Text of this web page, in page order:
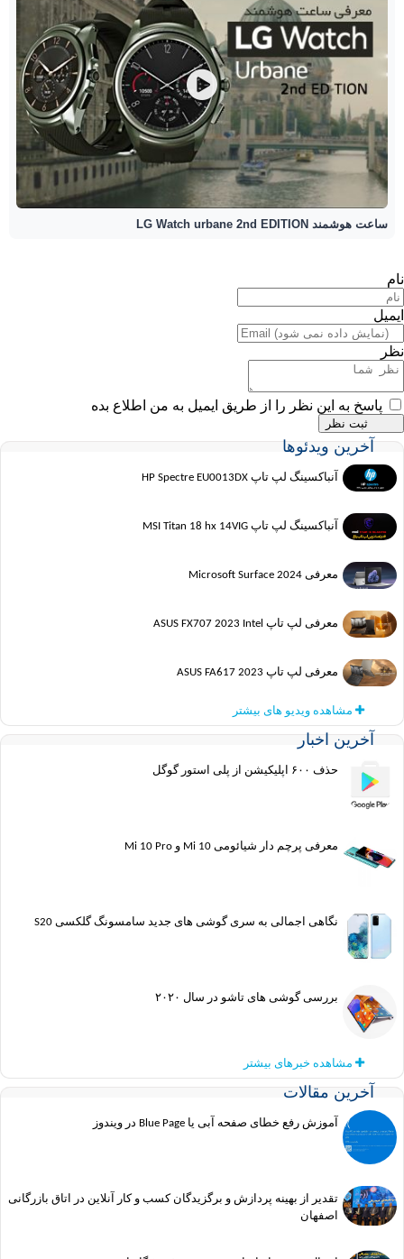
ساعت هوشمند LG Watch urbane 2nd EDITION
نام
ایمیل
نظر
پاسخ به این نظر را از طریق ایمیل به من اطلاع بده
آخرین ویدئوها
آنباکسینگ لپ تاپ HP Spectre EU0013DX
آنباکسینگ لپ تاپ MSI Titan 18 hx 14VIG
معرفی Microsoft Surface 2024
معرفی لپ تاپ ASUS FX707 2023 Intel
معرفی لپ تاپ ASUS FA617 2023
مشاهده ویدیو های بیشتر
آخرین اخبار
حذف ۶۰۰ اپلیکیشن از پلی استور گوگل
معرفی پرچم دار شیائومی Mi 10 و Mi 10 Pro
نگاهی اجمالی به سری گوشی های جدید سامسونگ گلکسی S20
بررسی گوشی های تاشو در سال ۲۰۲۰
مشاهده خبرهای بیشتر
آخرین مقالات
آموزش رفع خطای صفحه آبی یا Blue Page در ویندوز
تقدیر از بهینه پردازش و برگزیدگان کسب و کار آنلاین در اتاق بازرگانی
اصفهان